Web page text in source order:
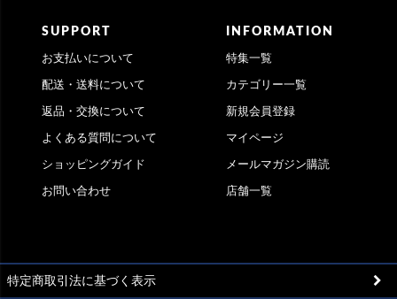
SUPPORT
お支払いについて
配送・送料について
返品・交換について
よくある質問について
ショッピングガイド
お問い合わせ
INFORMATION
特集一覧
カテゴリー一覧
新規会員登録
マイページ
メールマガジン購読
店舗一覧
特定商取引法に基づく表示